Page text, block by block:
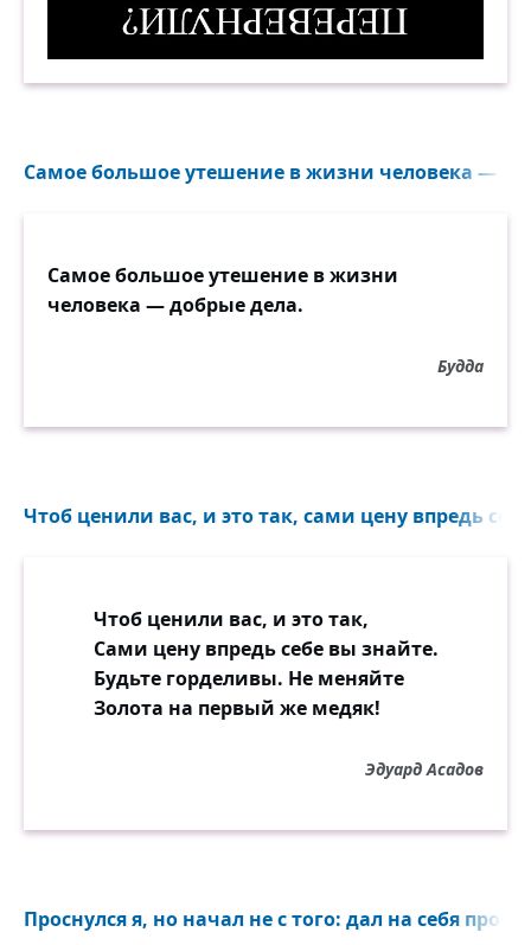
Самое большое утешение в жизни человека —
Самое большое утешение в жизни
человека — добрые дела.
Будда
Чтоб ценили вас, и это так, сами цену впредь
Чтоб ценили вас, и это так,
Сами цену впредь себе вы знайте.
Будьте горделивы. Не меняйте
Золота на первый же медяк!
Эдуард Асадов
Проснулся я, но начал не с того: дал на себя